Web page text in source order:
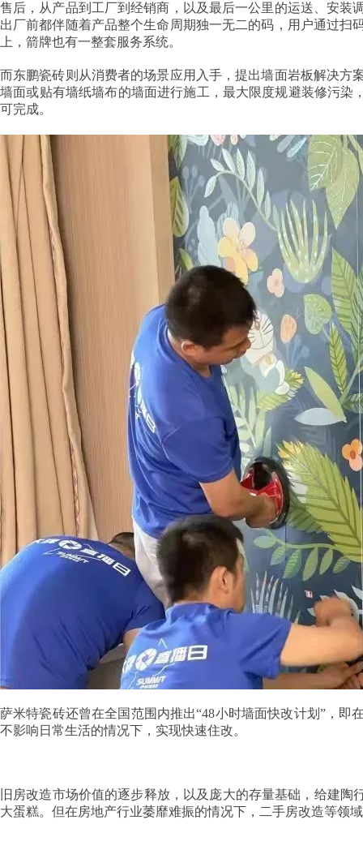
售后，从产品到工厂到经销商，以及最后一公里的运送、安
出厂前都伴随着产品整个生命周期独一无二的码，用户通过
上，箭牌也有一整套服务系统。
而东鹏瓷砖则从消费者的场景应用入手，提出墙面岩板解决方
墙面或贴有墙纸墙布的墙面进行施工，最大限度规避装修污
可完成。
萨米特瓷砖还曾在全国范围内推出“48小时墙面快改计划”，即
不影响日常生活的情况下，实现快速住改。
旧房改造市场价值的逐步释放，以及庞大的存量基础，给建
大蛋糕。但在房地产行业萎靡难振的情况下，二手房改造等领